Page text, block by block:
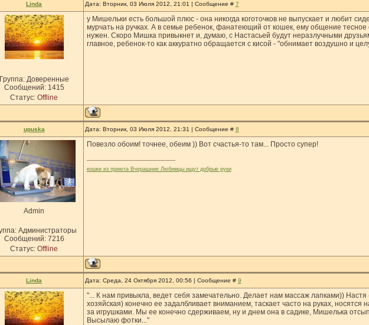
Linda Дата: Вторник, 03 Июля 2012, 21:01 | Сообщение # 7
Доверенные
Сообщений: 1415
Статус: Offline
у Мишельки есть большой плюс - она никогда коготочков не выпускает и любит
мурчать на ручках. А в семье ребенок, фанатеющий от кошек, ему общение тесное
нужен. Скоро Мишка привыкнет и, думаю, с Настасьей будут неразлучными
главное, ребенок-то как аккуратно обращается с кисой - "обнимает воздушно и
upuska Дата: Вторник, 03 Июля 2012, 21:31 | Сообщение # 8
Admin
Администраторы
Сообщений: 7216
Статус: Offline
Повезло обоим! точнее, обеим )) Вот счастья-то там... Просто супер!
кошки из приюта Вчерашние Любимцы ищут добрые руки
Linda Дата: Среда, 24 Октября 2012, 00:56 | Сообщение # 9
"... К нам привыкла, ведет себя замечательно. Делает нам массаж лапками)) Настя
хозяйская) конечно ее задалбливает вниманием, таскает часто на руках, носятся
за игрушками. Мы ее конечно сдерживаем, ну и днем она в садике, Мишелька
Высылаю фотки..."